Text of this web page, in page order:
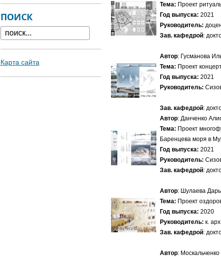
Тема: Проект
Год выпуска:2021
Руководитель:
Зав. кафедрой:
Автор: Гусманова
Тема: Проект
Год выпуска:2021
Руководитель:
Зав. кафедрой:
Автор: Данченко
Тема: Проект
Баренцева моря в
Год выпуска:2021
Руководитель:
Зав. кафедрой:
Автор: Шулаева
Тема: Проект
Год выпуска:2020
Руководитель: к.
Зав. кафедрой:
Автор:
ПОИСК
Карта сайта